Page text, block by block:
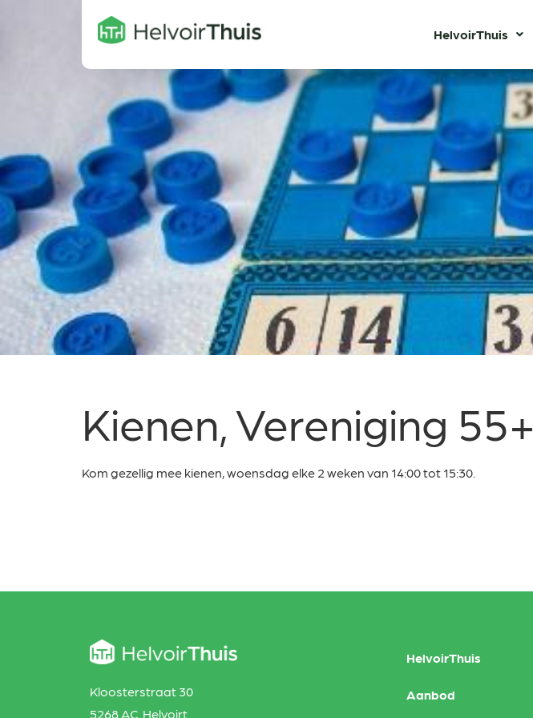
HelvoirThuis
Kienen, Vereniging 55+
Kom gezellig mee kienen, woensdag elke 2 weken van 14:00 tot 15:30.
Kloosterstraat 30
5268 AC Helvoirt
HelvoirThuis
Aanbod